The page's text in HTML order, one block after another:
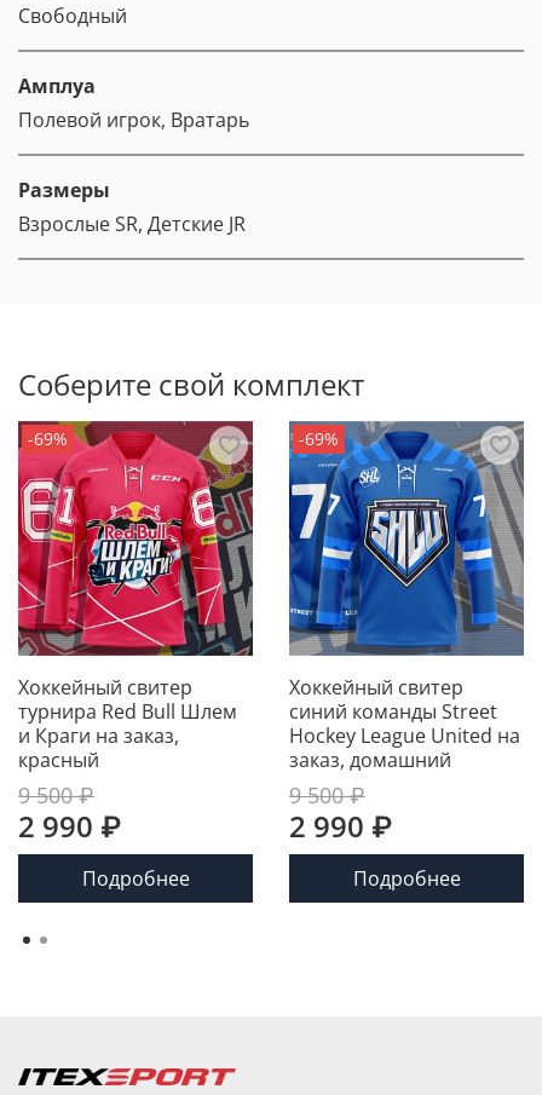
Свободный
Амплуа
Полевой игрок, Вратарь
Размеры
Взрослые SR, Детские JR
Соберите свой комплект
-69%
Хоккейный свитер
турнира Red Bull Шлем
и Краги на заказ,
красный
9 500 ₽
2 990 ₽
Подробнее
-69%
Хоккейный свитер
синий команды Street
Hockey League United на
заказ, домашний
9 500 ₽
2 990 ₽
Подробнее